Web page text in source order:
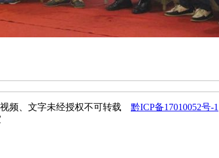
频、文字未经授权不可转载 黔ICP备17010052号-1